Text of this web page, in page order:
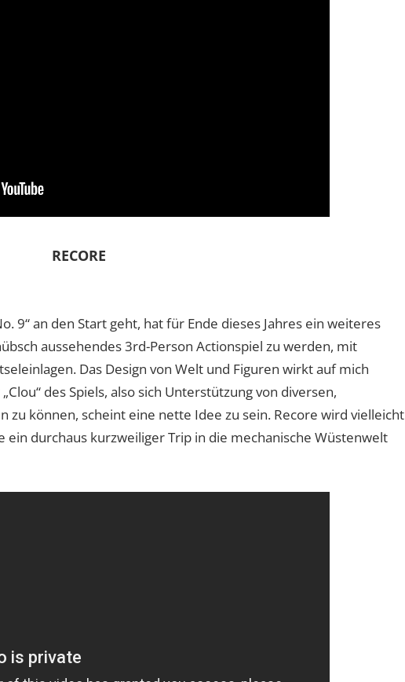
RECORE
9“ an den Start geht, hat für Ende dieses Jahres ein weiteres
aussehendes 3rd-Person Actionspiel zu werden, mit
Das Design von Welt und Figuren wirkt auf mich
des Spiels, also sich Unterstützung von diversen,
zu können, scheint eine nette Idee zu sein. Recore wird vielleicht
ein durchaus kurzweiliger Trip in die mechanische Wüstenwelt